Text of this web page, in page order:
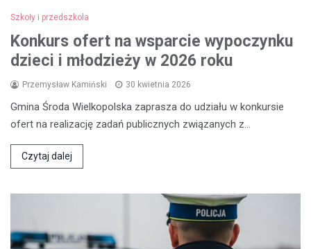
Szkoły i przedszkola
Konkurs ofert na wsparcie wypoczynku
dzieci i młodzieży w 2026 roku
Przemysław Kamiński 30 kwietnia 2026
Gmina Środa Wielkopolska zaprasza do udziału w konkursie
ofert na realizację zadań publicznych związanych z…
Czytaj dalej